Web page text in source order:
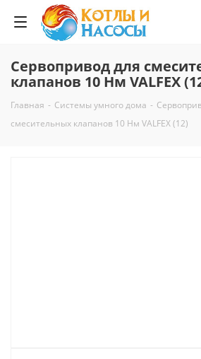
Сервопривод для
клапанов 10 Нм VALFEX
Главная - Системы умного дома -
смесительных клапанов 10 Нм VALFEX (12)